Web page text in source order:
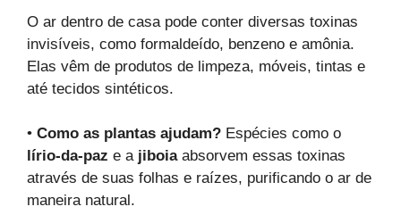
O ar dentro de casa pode conter diversas toxinas
invisíveis, como formaldeído, benzeno e amônia.
Elas vêm de produtos de limpeza, móveis, tintas e
até tecidos sintéticos.
• Como as plantas ajudam? Espécies como o
lírio-da-paz e a jiboiaabsorvem essas toxinas
através de suas folhas e raízes, purificando o ar de
maneira natural.